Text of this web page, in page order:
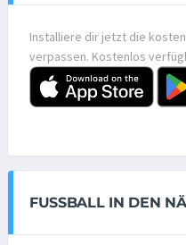
Installiere dir jetzt die
verpassen. Kostenlos
FUSSBALL IN DEN